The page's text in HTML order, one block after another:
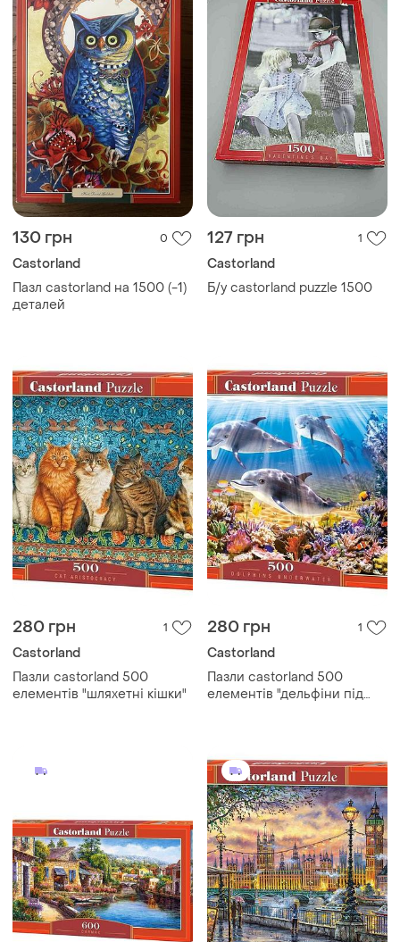
130 грн 0
Castorland
Пазл castorland на 1500 (-1)
деталей
127 грн 1
Castorland
Б/у castorland puzzle 1500
280 грн 1
Castorland
Пазли castorland 500
елементів "шляхетні кішки"
280 грн 1
Castorland
Пазли castorland 500
елементів "дельфіни під